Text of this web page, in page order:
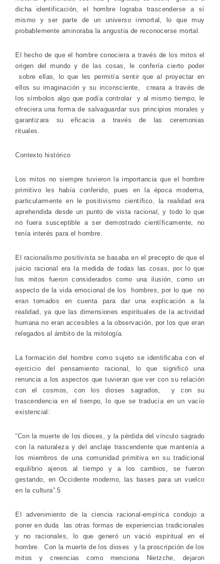
dicha identificación, el hombre lograba trascenderse a sí
mismo y ser parte de un universo inmortal, lo que muy
probablemente aminoraba la angustia de reconocerse mortal.
El hecho de que el hombre conociera a través de los mitos el
origen del mundo y de las cosas, le confería cierto poder
sobre ellas, lo que les permitía sentir que al proyectar en
ellos su imaginación y su inconsciente, creara a través de
los símbolos algo que podía controlar y al mismo tiempo, le
ofreciera una forma de salvaguardar sus principios morales y
garantizara su eficacia a través de las ceremonias
rituales.
Contexto histórico
Los mitos no siempre tuvieron la importancia que el hombre
primitivo les había conferido, pues en la época moderna,
particularmente en le positivismo científico, la realidad era
aprehendida desde un punto de vista racional, y todo lo que
no fuera susceptible a ser demostrado científicamente, no
tenía interés para el hombre.
El racionalismo positivista se basaba en el precepto de que el
juicio racional era la medida de todas las cosas, por lo que
los mitos fueron considerados como una ilusión, como un
aspecto de la vida emocional de los hombres, por lo que no
eran tomados en cuenta para dar una explicación a la
realidad, ya que las dimensiones espirituales de la actividad
humana no eran accesibles a la observación, por los que eran
relegados al ámbito de la mitología.
La formación del hombre como sujeto se identificaba con el
ejercicio del pensamiento racional, lo que significó una
renuncia a los aspectos que tuvieran que ver con su relación
con el cosmos, con los dioses sagrados, y con su
trascendencia en el tiempo, lo que se traducía en un vacío
existencial:
“Con la muerte de los dioses, y la pérdida del vínculo sagrado
con la naturaleza y del anclaje trascendente que mantenía a
los miembros de una comunidad primitiva en su tradicional
equilibrio ajenos al tiempo y a los cambios, se fueron
gestando, en Occidente moderno, las bases para un vuelco
en la cultura”.5
El advenimiento de la ciencia racional-empírica condujo a
poner en duda las otras formas de experiencias tradicionales
y no racionales, lo que generó un vació espiritual en el
hombre. Con la muerte de los dioses y la proscripción de los
mitos y creencias como menciona Nietzche, dejaron